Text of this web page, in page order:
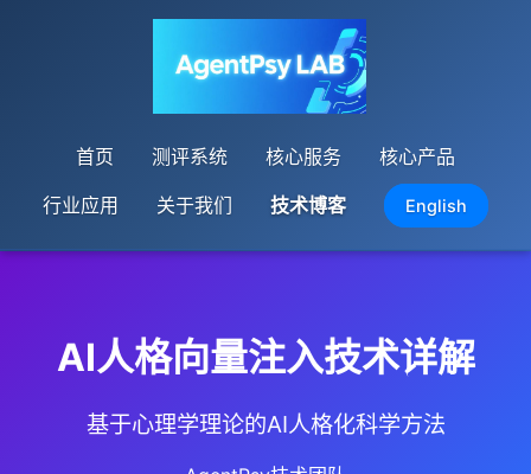
首页 测评系统 核心服务 核心产品
行业应用 关于我们 技术博客 English
AI人格向量注入技术详解
基于心理学理论的AI人格化科学方法